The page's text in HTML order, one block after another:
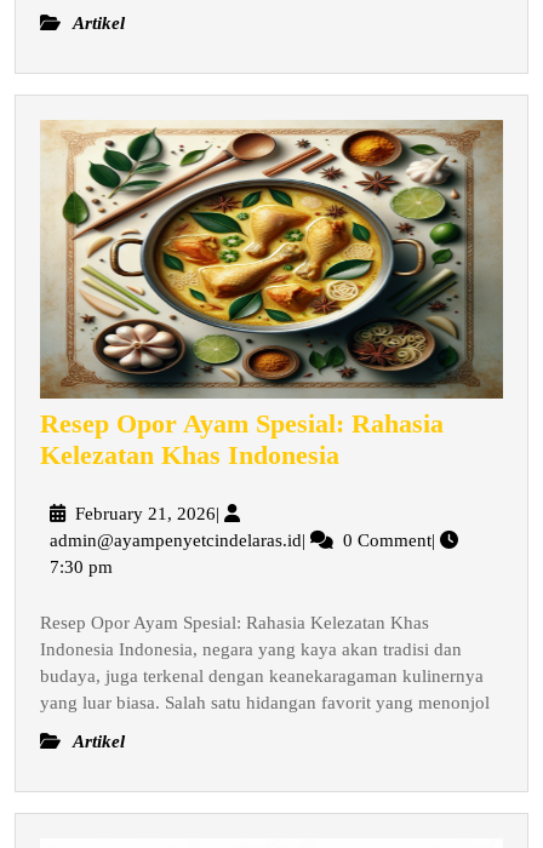
Artikel
Resep Opor Ayam Spesial: Rahasia
Kelezatan Khas Indonesia
Spesial:
Kelezatan
Khas
Indonesia
February 21, 2026February
21,
|
admin@ayampenyetcindelaras.id| 0 Comment|
7:30 pm
Resep Opor Ayam Spesial: Rahasia Kelezatan Khas
Indonesia Indonesia, negara yang kaya akan tradisi dan
budaya, juga terkenal dengan keanekaragaman kulinernya
yang luar biasa. Salah satu hidangan favorit yang menonjol
Artikel